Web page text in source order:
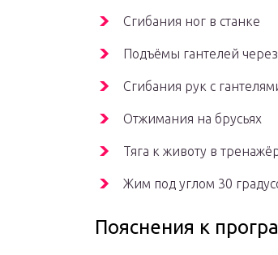
Сгибания ног в станке
Подъёмы гантелей
Сгибания рук с
Отжимания на брусьях
Тяга к животу в
Жим под углом 30
Пояснения к